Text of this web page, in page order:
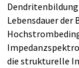
Lebensdauer der
die strukturelle